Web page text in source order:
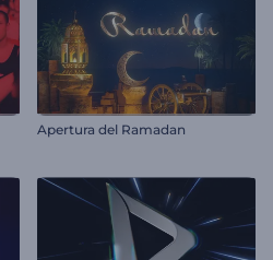
Apertura del Ramadan